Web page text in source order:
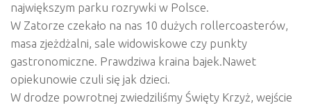
największym parku rozrywki w Polsce.
W Zatorze czekało na nas 10 dużych rollercoasterów,
masa zjeżdżalni, sale widowiskowe czy punkty
gastronomiczne. Prawdziwa kraina bajek.Nawet
opiekunowie czuli się jak dzieci.
W drodze powrotnej zwiedziliśmy Święty Krzyż, wejście